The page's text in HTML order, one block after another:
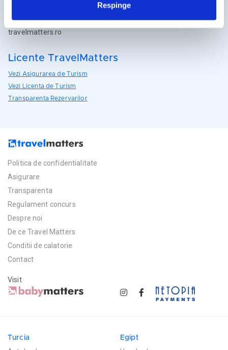
Respinge
rezervari@travelmatters.ro
travelmatters.ro
Licente TravelMatters
Vezi Asigurarea de Turism
Vezi Licenta de Turism
Transparenta Rezervarilor
Politica de confidentialitate
Asigurare
Transparenta
Regulament concurs
Despre noi
De ce Travel Matters
Conditii de calatorie
Contact
Visit
Turcia Egipt